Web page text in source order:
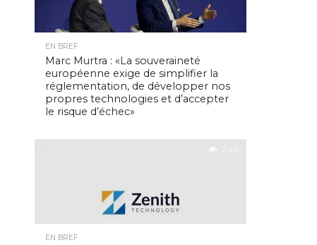
EN BREF
Marc Murtra : «La souveraineté
européenne exige de simplifier la
réglementation, de développer nos
propres technologies et d’accepter
le risque d’échec»
2.4K
EN BREF